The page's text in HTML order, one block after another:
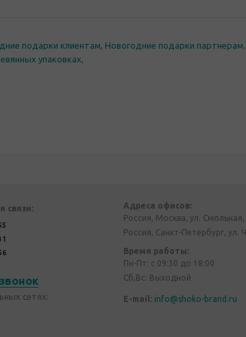
подарки клиентам, Новогодние подарки партнерам,
упаковках,
связи:
сетях:
Адреса офисов:
Россия, Москва, ул.
Россия, Санкт-Петербург, ул.
Время работы:
Пн-Пт: с 09:30 до 18:00
Сб,Вс: Выходной
E-mail: info@shoko-brand.ru